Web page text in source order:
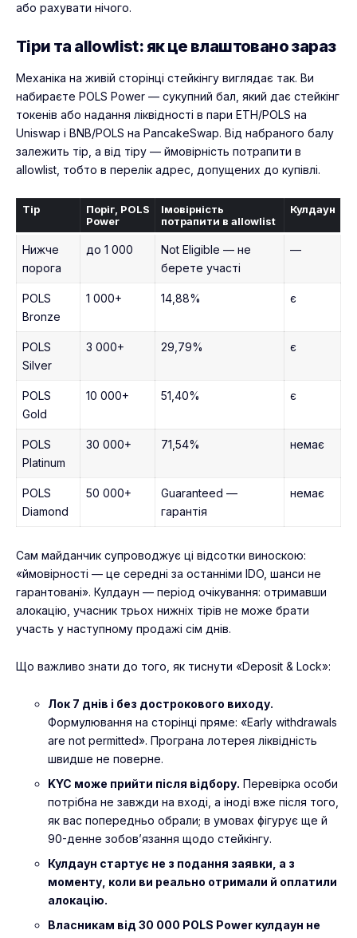
або рахувати нічого.
Тіри та allowlist: як це влаштовано зараз
Механіка на живій сторінці стейкінгу виглядає так. Ви
набираєте POLS Power — сукупний бал, який дає стейкінг
токенів або надання ліквідності в пари ETH/POLS на
Uniswap і BNB/POLS на PancakeSwap. Від набраного балу
залежить тір, а від тіру — ймовірність потрапити в
allowlist, тобто в перелік адрес, допущених до купівлі.
Тір
Поріг, POLS
Power
Імовірність
потрапити в allowlist
Кулдаун
Нижче
порога
до 1 000
Not Eligible — не
берете участі
—
POLS
Bronze
1 000+ 14,88% є
POLS
Silver
3 000+ 29,79% є
POLS
Gold
10 000+ 51,40% є
POLS
Platinum
30 000+ 71,54% немає
POLS
Diamond
50 000+
Guaranteed —
гарантія
немає
Сам майданчик супроводжує ці відсотки виноскою:
«ймовірності — це середні за останніми IDO, шанси не
гарантовані». Кулдаун — період очікування: отримавши
алокацію, учасник трьох нижніх тірів не може брати
участь у наступному продажі сім днів.
Що важливо знати до того, як тиснути «Deposit & Lock»:
Лок 7 днів і без дострокового виходу.
Формулювання на сторінці пряме: «Early withdrawals
are not permitted». Програна лотерея ліквідність
швидше не поверне.
KYC може прийти після відбору. Перевірка особи
потрібна не завжди на вході, а іноді вже після того,
як вас попередньо обрали; в умовах фігурує ще й
90-денне зобов’язання щодо стейкінгу.
Кулдаун стартує не з подання заявки, а з
моменту, коли ви реально отримали й оплатили
алокацію.
Власникам від 30 000 POLS Power кулдаун не